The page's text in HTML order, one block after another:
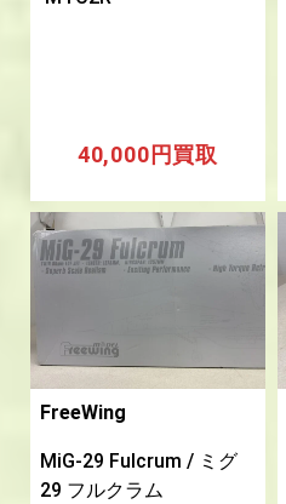
40,000円買取
FreeWing
MiG-29 Fulcrum / ミグ
29 フルクラム